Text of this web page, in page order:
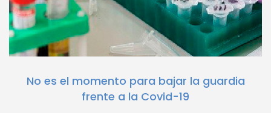
No es el momento para bajar la guardia
frente a la Covid-19